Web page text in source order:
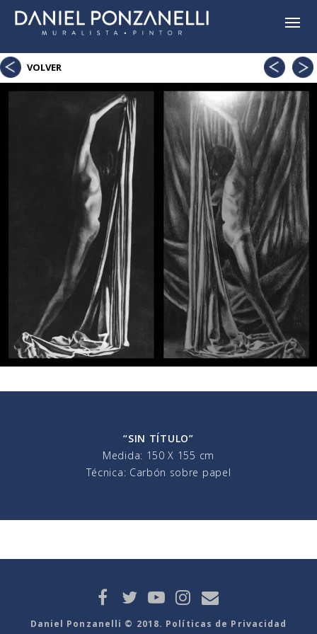
VOLVER Confianza
Sin
“SIN TÍTULO”
Medida: 150 X 155 cm
Técnica: Carbón sobre papel
Daniel Ponzanelli © 2018. Políticas de Privacidad